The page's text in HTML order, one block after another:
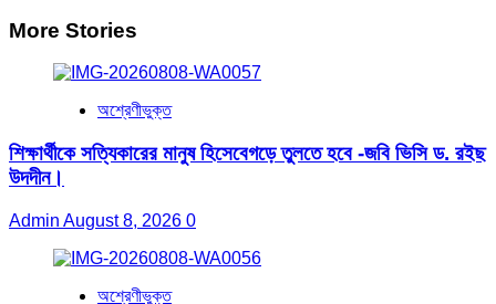
More Stories
অশ্রেণীভুক্ত
শিক্ষার্থীকে সত্যিকারের মানুষ হিসেবেগড়ে তুলতে হবে -জবি ভিসি ড. রইছ
উদদীন।
Admin August 8, 2026 0
অশ্রেণীভুক্ত